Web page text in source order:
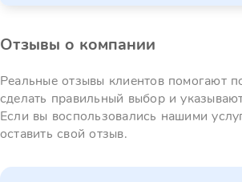
Отзывы о компании
Реальные отзывы клиентов помогают
сделать правильный выбор и
Если вы воспользовались нашими
оставить свой отзыв.